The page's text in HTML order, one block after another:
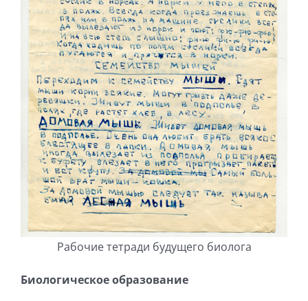
Рабочие тетради будущего биолога
Биологическое образование